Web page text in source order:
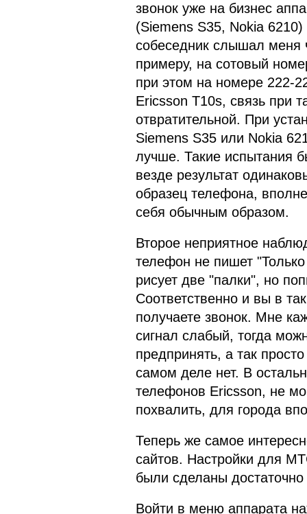
звонок уже на бизнес
(Siemens S35, Nokia
собеседник слышал меня
примеру, на сотовый
при этом на номере 222-
Ericsson T10s, связь при
отвратительной. При
Siemens S35 или Nokia
лучше. Такие испытания
везде результат
образец телефона,
себя обычным образом.
Второе неприятное
телефон не пишет
рисует две "палки", но
Соответственно и вы в
получаете звонок. Мне
сигнал слабый, тогда
предпринять, а так
самом деле нет. В
телефонов Ericsson, не
похвалить, для города
Теперь же самое
сайтов. Настройки для
были сделаны достаточно
Войти в меню аппарата